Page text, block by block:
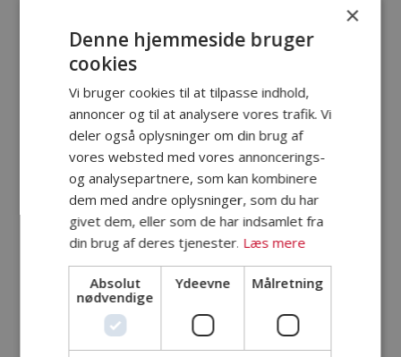
nysgerrig, så kan vi jo mødes til en kop kaffe i
klubhuset, hvor vi kan fortælle mere om vores
udvalg og vores aktiviteter.
Vi håber at hører fra dig.
Med Venlig Hilsen
Vejle sportsfiskerforenings junior udvalg.
×
Denne hjemmeside bruger
cookies
Vi bruger cookies til at tilpasse indhold,
annoncer og til at analysere vores trafik. Vi
deler også oplysninger om din brug af
vores websted med vores annoncerings-
og analysepartnere, som kan kombinere
dem med andre oplysninger, som du har
givet dem, eller som de har indsamlet fra
din brug af deres tjenester. Læs mere
Absolut
nødvendige
Ydeevne Målretning